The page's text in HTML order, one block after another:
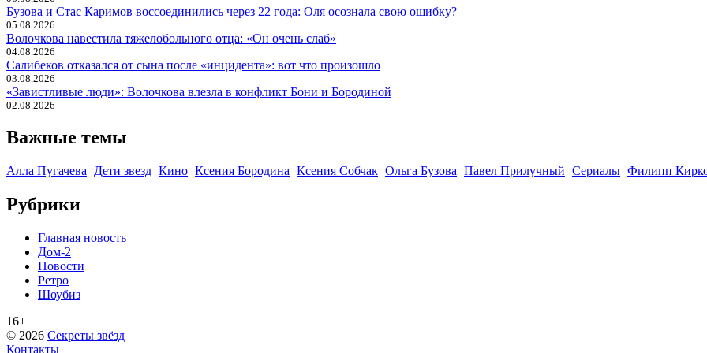
Бузова и Стас Каримов воссоединились через 22 года: Оля осознала свою ошибку?
05.08.2026
Волочкова навестила тяжелобольного отца: «Он очень слаб»
04.08.2026
Салибеков отказался от сына после «инцидента»: вот что произошло
03.08.2026
«Завистливые люди»: Волочкова влезла в конфликт Бони и Бородиной
02.08.2026
Важные темы
Алла Пугачева Дети звезд Кино Ксения Бородина Ксения Собчак Ольга Бузова Павел Прилучный Сериалы Филипп
Рубрики
Главная новость
Дом-2
Новости
Ретро
Шоубиз
16+
© 2026 Секреты звёзд
Контакты